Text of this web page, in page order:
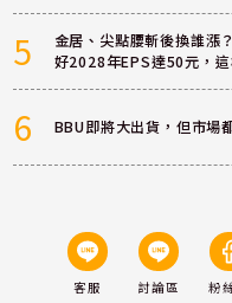
5
金居、尖點腰斬後換誰漲
好2028年EPS達50元，
6 BBU即將大出貨，但市場
客服 討論區 粉